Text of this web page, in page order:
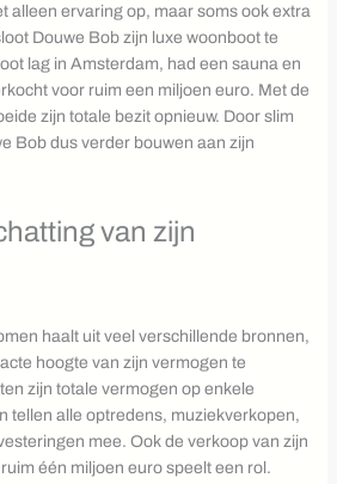
alleen ervaring op, maar soms ook extra
Douwe Bob zijn luxe woonboot te
lag in Amsterdam, had een sauna en
voor ruim een miljoen euro. Met de
zijn totale bezit opnieuw. Door slim
Bob dus verder bouwen aan zijn
van zijn
haalt uit veel verschillende bronnen,
hoogte van zijn vermogen te
zijn totale vermogen op enkele
tellen alle optredens, muziekverkopen,
mee. Ook de verkoop van zijn
één miljoen euro speelt een rol.